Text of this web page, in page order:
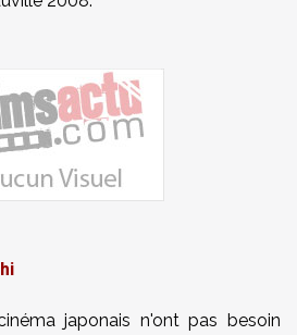
japonais n'ont pas besoin